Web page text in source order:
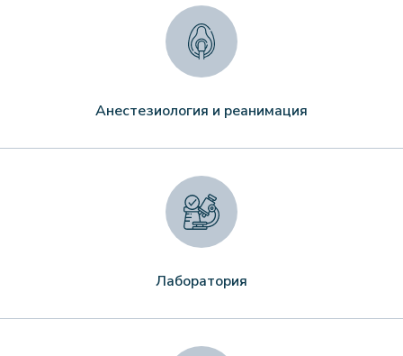
Анестезиология и реанимация
Лаборатория